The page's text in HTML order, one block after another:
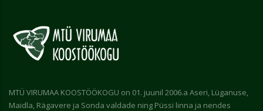
MTÜ VIRUMAA KOOSTÖÖKOGU on 01. juunil 2006.a Aseri, Lüganuse,
Maidla, Rägavere ja Sonda valdade ning Püssi linna ja nendes